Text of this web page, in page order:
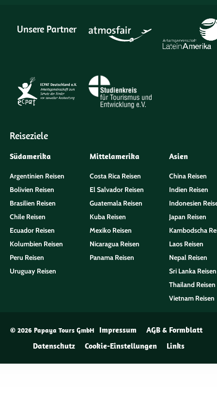
Unsere Partner
Reiseziele
Südamerika
Argentinien Reisen
Bolivien Reisen
Brasilien Reisen
Chile Reisen
Ecuador Reisen
Kolumbien Reisen
Peru Reisen
Uruguay Reisen
Mittelamerika
Costa Rica Reisen
El Salvador Reisen
Guatemala Reisen
Kuba Reisen
Mexiko Reisen
Nicaragua Reisen
Panama Reisen
Asien
China Reisen
Indien Reisen
Indonesien
Japan Reisen
Kambodscha
Laos Reisen
Nepal Reisen
Sri Lanka Reisen
Thailand Reisen
Vietnam Reisen
© 2026 Papaya Tours GmbH Impressum
AGB & Formblatt
Datenschutz
Cookie-Einstellungen Links